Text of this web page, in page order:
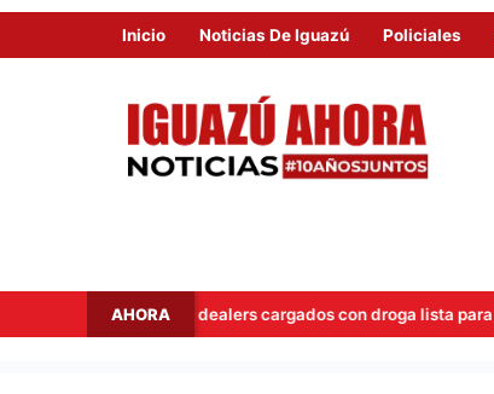
Inicio Noticias De Iguazú Policiales
AHORA
a dos dealers cargados con droga lista para la venta